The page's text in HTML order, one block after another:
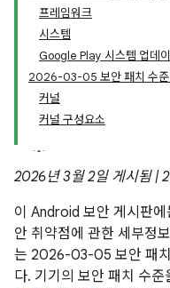
프레임워크
시스템
Google Play 시스템 업데
2026-03-05 보안 패치 수준
커널
커널 구성요소
2026년 3월 2일 게시됨 |
이 Android 보안 게시판
안 취약점에 관한 세부정
는 2026-03-05 보안 패치
다. 기기의 보안 패치 수